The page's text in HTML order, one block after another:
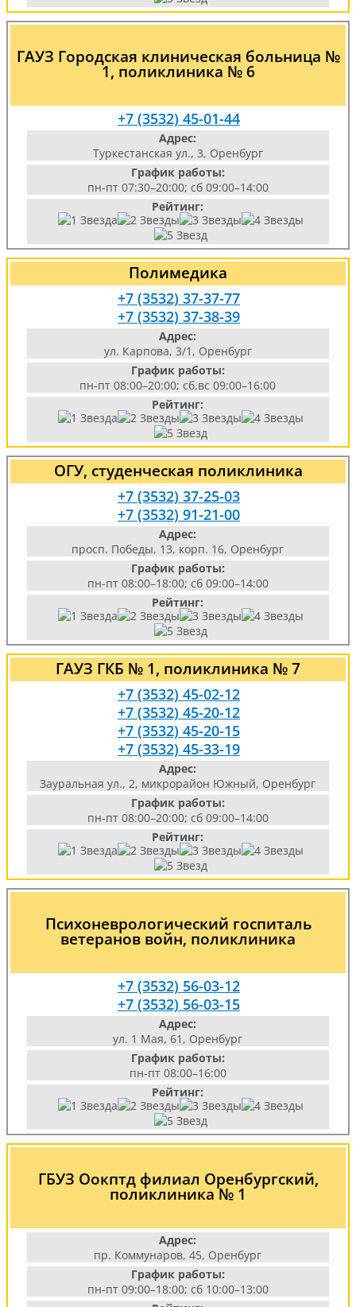
ГАУЗ Городская клиническая больница №
1, поликлиника № 6
+7 (3532) 45-01-44
Адрес:
Туркестанская ул., 3, Оренбург
График работы:
пн-пт 07:30–20:00; сб 09:00–14:00
Рейтинг:
Полимедика
+7 (3532) 37-37-77
+7 (3532) 37-38-39
Адрес:
ул. Карпова, 3/1, Оренбург
График работы:
пн-пт 08:00–20:00; сб,вс 09:00–16:00
Рейтинг:
ОГУ, студенческая поликлиника
+7 (3532) 37-25-03
+7 (3532) 91-21-00
Адрес:
просп. Победы, 13, корп. 16, Оренбург
График работы:
пн-пт 08:00–18:00; сб 09:00–14:00
Рейтинг:
ГАУЗ ГКБ № 1, поликлиника № 7
+7 (3532) 45-02-12
+7 (3532) 45-20-12
+7 (3532) 45-20-15
+7 (3532) 45-33-19
Адрес:
Зауральная ул., 2, микрорайон Южный, Оренбург
График работы:
пн-пт 08:00–20:00; сб 09:00–14:00
Рейтинг:
Психоневрологический госпиталь
ветеранов войн, поликлиника
+7 (3532) 56-03-12
+7 (3532) 56-03-15
Адрес:
ул. 1 Мая, 61, Оренбург
График работы:
пн-пт 08:00–16:00
Рейтинг:
ГБУЗ Оокптд филиал Оренбургский,
поликлиника № 1
Адрес:
пр. Коммунаров, 45, Оренбург
График работы:
пн-пт 09:00–18:00; сб 10:00–13:00